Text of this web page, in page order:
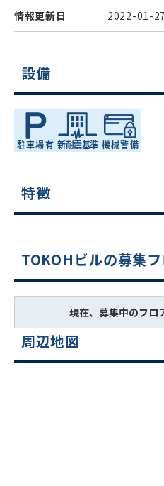
情報更新日 2022-01-27
設備
特徴
TOKOHビルの募集
現在、募集中のフロ
周辺地図